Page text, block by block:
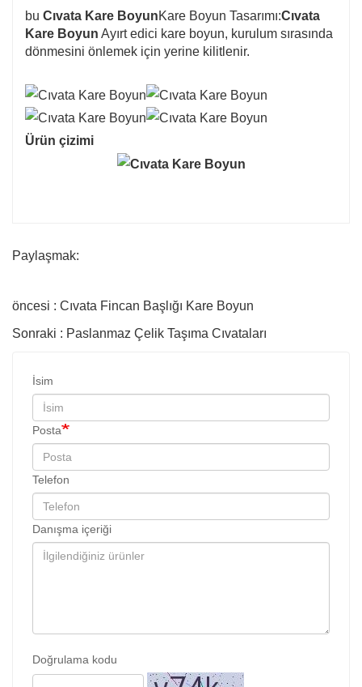
bu Cıvata Kare BoyunKare Boyun Tasarımı:Cıvata
Kare Boyun Ayırt edici kare boyun, kurulum sırasında
dönmesini önlemek için yerine kilitlenir.
Ürün çizimi
Paylaşmak:
öncesi : Cıvata Fincan Başlığı Kare Boyun
Sonraki : Paslanmaz Çelik Taşıma Cıvataları
İsim
Posta
Telefon
Danışma içeriği
Doğrulama kodu